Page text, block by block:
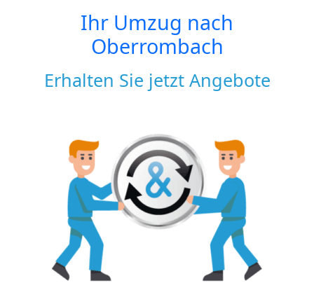
Ihr Umzug nach
Oberrombach
Erhalten Sie jetzt Angebote